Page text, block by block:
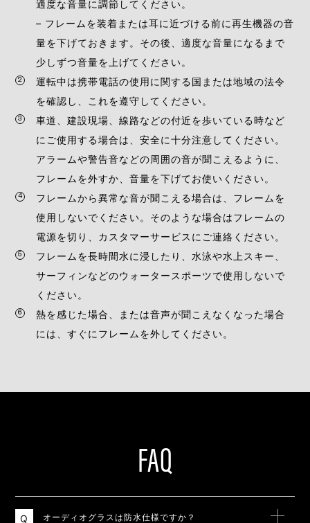
適度な音量に調節してください。
– フレームを装着または耳に近づける前に再生機器の音
量を下げておきます。その後、適度な音量になるまで
少しずつ音量を上げてください。
運転中は携帯電話の使用に関する国または地域の法令
を確認し、これを遵守してください。
車道、建設現場、線路などの付近を歩いている時など
にご使用する場合は、安全に十分注意してください。
アラームや警告音などの周囲の音が聞こえるように、
フレームを外すか、音量を下げてお使いください。
フレームから異常な音が聞こえる場合は、フレームを
使用しないでください。そのような場合はフレームの
電源を切り、カスタマーサービスにご連絡ください。
フレームを長時間水に浸したり、水泳や水上スキー、
サーフィンなどのウォータースポーツで使用しないで
ください。
熱を感じた場合、または音声が聞こえなくなった場合
には、すぐにフレームを外してください。
FAQ
オーディオグラスは防⽔仕様ですか？